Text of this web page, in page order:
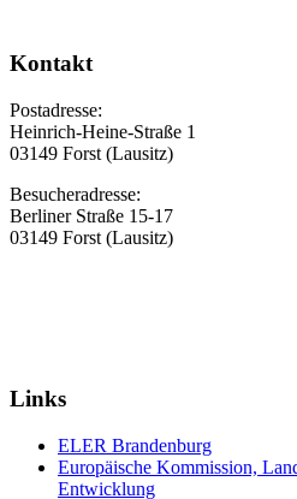
Kontakt
Postadresse:
Heinrich-Heine-Straße 1
03149 Forst (Lausitz)
Besucheradresse:
Berliner Straße 15-17
03149 Forst (Lausitz)
Links
ELER Brandenburg
Europäische Kommission,
Entwicklung